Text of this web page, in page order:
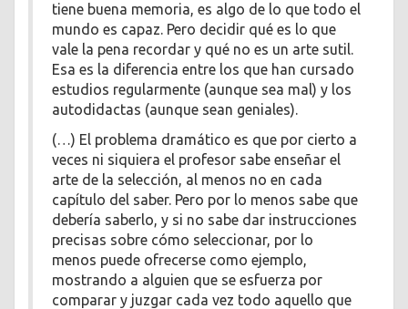
tiene buena memoria, es algo de lo que todo el
mundo es capaz. Pero decidir qué es lo que
vale la pena recordar y qué no es un arte sutil.
Esa es la diferencia entre los que han cursado
estudios regularmente (aunque sea mal) y los
autodidactas (aunque sean geniales).
(…) El problema dramático es que por cierto a
veces ni siquiera el profesor sabe enseñar el
arte de la selección, al menos no en cada
capítulo del saber. Pero por lo menos sabe que
debería saberlo, y si no sabe dar instrucciones
precisas sobre cómo seleccionar, por lo
menos puede ofrecerse como ejemplo,
mostrando a alguien que se esfuerza por
comparar y juzgar cada vez todo aquello que